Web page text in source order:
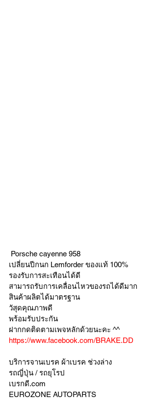
Porsche cayenne 958
เปลี่ยนปีกนก Lemforder ของแท้ 100%
รองรับการสะเทือนได้ดี
สามารถรับการเคลื่อนไหวของรถได้ดีมาก
สินค้าผลิตได้มาตรฐาน
วัสุดคุณภาพดี
พร้อมรับประกัน
ฝากกดติดตามเพจหลักด้วยนะคะ ^^
https://www.facebook.com/BRAKE.DD
บริการจานเบรค ผ้าเบรค ช่วงล่าง
รถญี่ปุ่น / รถยุโรป
เบรกดี.com
EUROZONE AUTOPARTS